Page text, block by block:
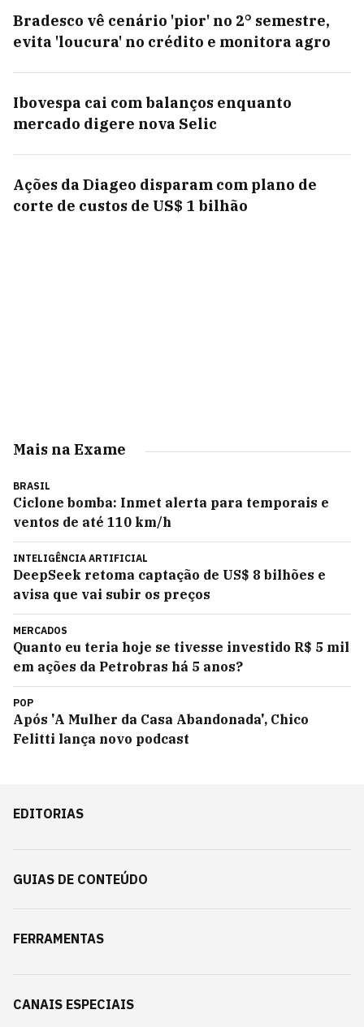
Bradesco vê cenário 'pior' no 2° semestre,
evita 'loucura' no crédito e monitora agro
Ibovespa cai com balanços enquanto
mercado digere nova Selic
Ações da Diageo disparam com plano de
corte de custos de US$ 1 bilhão
Mais na Exame
BRASIL
Ciclone bomba: Inmet alerta para temporais e
ventos de até 110 km/h
INTELIGÊNCIA ARTIFICIAL
DeepSeek retoma captação de US$ 8 bilhões e
avisa que vai subir os preços
MERCADOS
Quanto eu teria hoje se tivesse investido R$ 5 mil
em ações da Petrobras há 5 anos?
POP
Após 'A Mulher da Casa Abandonada', Chico
Felitti lança novo podcast
EDITORIAS
GUIAS DE CONTEÚDO
FERRAMENTAS
CANAIS ESPECIAIS